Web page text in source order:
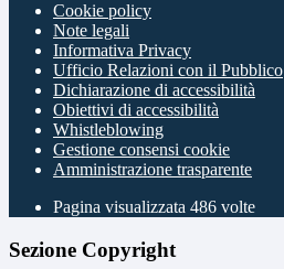
Cookie policy
Note legali
Informativa Privacy
Ufficio Relazioni con il Pubblico
Dichiarazione di accessibilità
Obiettivi di accessibilità
Whistleblowing
Gestione consensi cookie
Amministrazione trasparente
Pagina visualizzata 486 volte
Sezione Copyright